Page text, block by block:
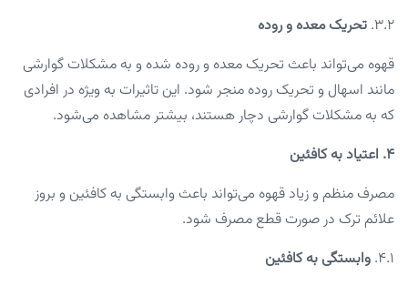
3.2. تحریک معده و روده
قهوه می‌تواند باعث تحریک معده و روده شده و به مشکلات گوارشی
مانند اسهال و تحریک روده منجر شود. این تاثیرات به ویژه در افرادی
که به مشکلات گوارشی دچار هستند، بیشتر مشاهده می‌شود.
۴. اعتیاد به کافئین
مصرف منظم و زیاد قهوه می‌تواند باعث وابستگی به کافئین و بروز
علائم ترک در صورت قطع مصرف شود.
4.1. وابستگی به کافئین